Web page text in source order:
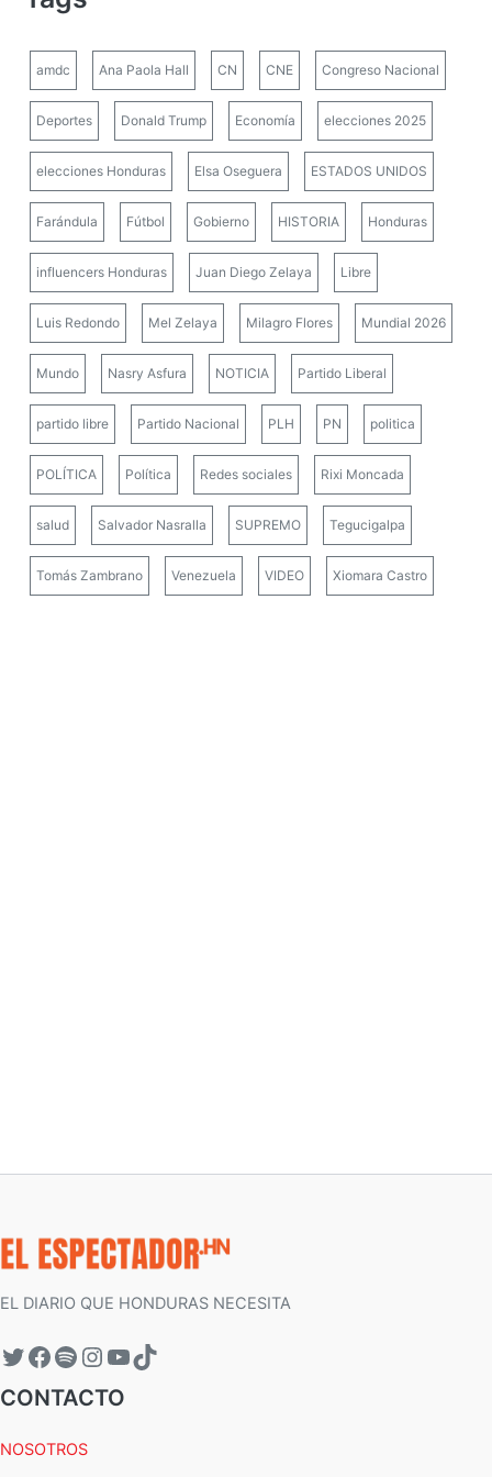
amdc Ana Paola Hall CN CNE Congreso Nacional
Deportes Donald Trump Economía elecciones 2025
elecciones Honduras Elsa Oseguera ESTADOS UNIDOS
Farándula Fútbol Gobierno HISTORIA Honduras
influencers Honduras Juan Diego Zelaya Libre
Luis Redondo Mel Zelaya Milagro Flores Mundial 2026
Mundo Nasry Asfura NOTICIA Partido Liberal
partido libre Partido Nacional PLH PN politica
POLÍTICA Política Redes sociales Rixi Moncada
salud Salvador Nasralla SUPREMO Tegucigalpa
Tomás Zambrano Venezuela VIDEO Xiomara Castro
EL DIARIO QUE HONDURAS NECESITA
CONTACTO
NOSOTROS